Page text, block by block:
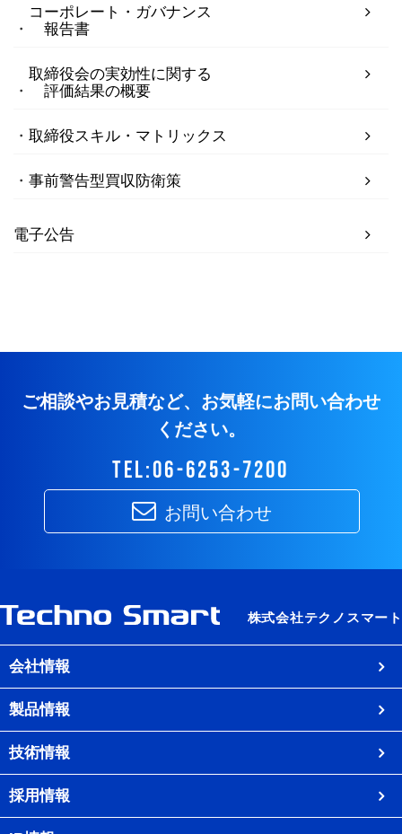
コーポレート・ガバナンス
報告書
取締役会の実効性に関する
評価結果の概要
取締役スキル・マトリックス
事前警告型買収防衛策
電子公告
ご相談やお見積など、お気軽にお問い合わせ
ください。
tel:06-6253-7200
お問い合わせ
会社情報
製品情報
技術情報
採用情報